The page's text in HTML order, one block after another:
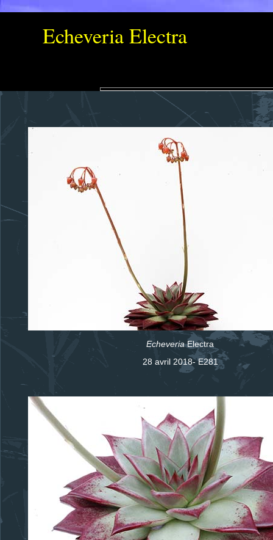
Echeveria Electra
EcheveriaElectra
28 avril 2018- E281